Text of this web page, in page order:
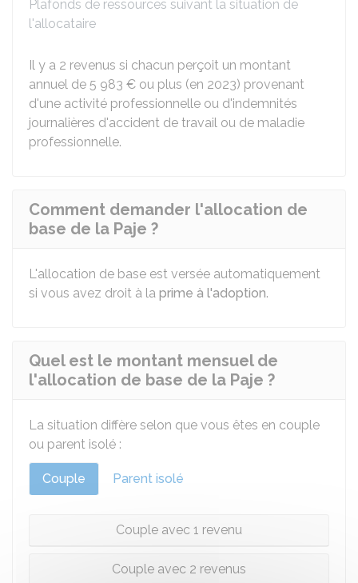
Plafonds de ressources suivant la situation de
l'allocataire
Il y a 2 revenus si chacun perçoit un montant
annuel de 5 983 € ou plus (en 2023) provenant
d'une activité professionnelle ou d'indemnités
journalières d'accident de travail ou de maladie
professionnelle.
Comment demander l'allocation de
base de la Paje ?
L'allocation de base est versée automatiquement
si vous avez droit à la prime à l'adoption.
Quel est le montant mensuel de
l'allocation de base de la Paje ?
La situation diffère selon que vous êtes en couple
ou parent isolé :
Couple Parent isolé
Couple avec 1 revenu
Couple avec 2 revenus